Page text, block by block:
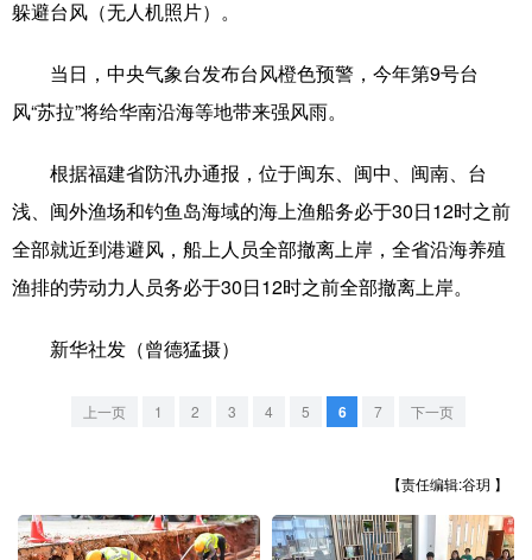
彩票 娱乐
文化产业
地方频道
北京 天津 河北 山西
辽宁 吉林 上海 江苏
浙江 安徽
湖北
西藏
陕西 甘肃 青海 宁夏
躲避台风（无人机照片）。
当日，中央气象台发布台风橙色预警，今年第9号台
风“苏拉”将给华南沿海等地带来强风雨。
根据福建省防汛办通报，位于闽东、闽中、闽南、台
浅、闽外渔场和钓鱼岛海域的海上渔船务必于30日12时之前
全部就近到港避风，船上人员全部撤离上岸，全省沿海养殖
渔排的劳动力人员务必于30日12时之前全部撤离上岸。
新华社发（曾德猛摄）
上一页 1 2 3 4 5 6 7 下一页
【责任编辑:谷玥 】